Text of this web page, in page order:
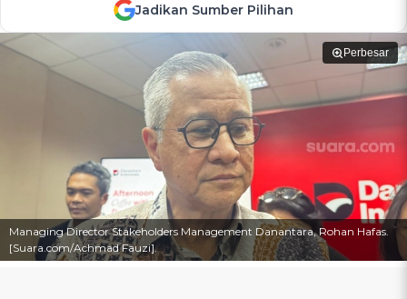
Jadikan Sumber Pilihan
Perbesar
Managing Director Stakeholders Management Danantara, Rohan Hafas.
[Suara.com/Achmad Fauzi].